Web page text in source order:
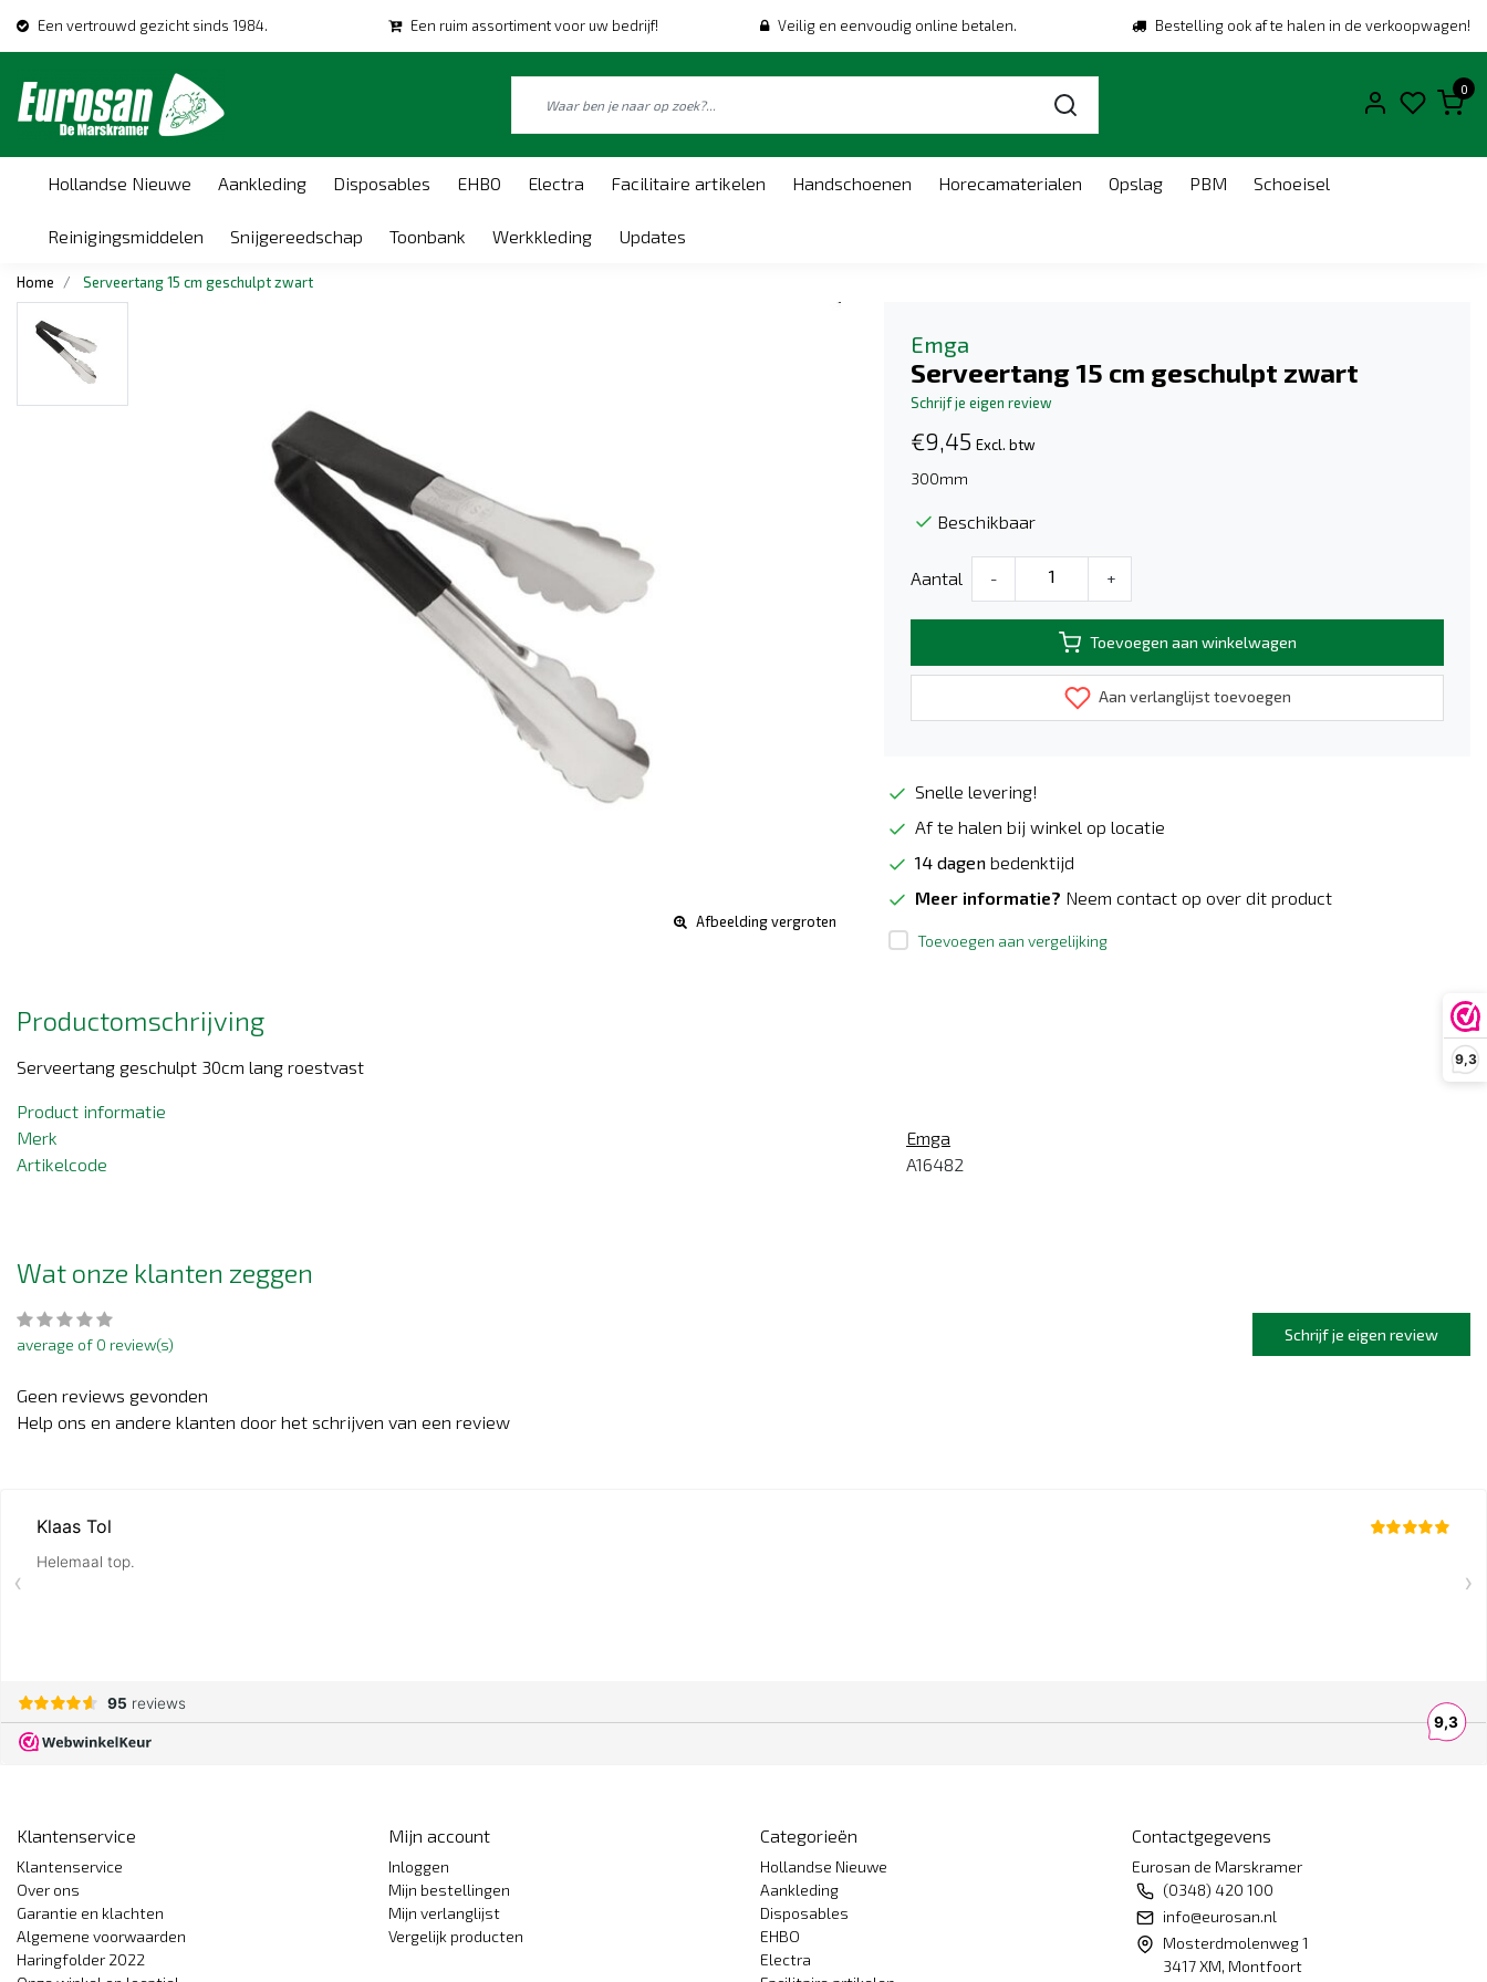
9,3
Een vertrouwd gezicht sinds 1984. Een ruim assortiment voor uw bedrijf! Veilig en eenvoudig online betalen. Bestelling ook af te halen in de verkoopwagen!
0
Hollandse Nieuwe Aankleding Disposables EHBO Electra Facilitaire artikelen Handschoenen Horecamaterialen Opslag PBM Schoeisel
Reinigingsmiddelen Snijgereedschap Toonbank Werkkleding Updates
Home Serveertang 15 cm geschulpt zwart
Afbeelding vergroten
Emga
Serveertang 15 cm geschulpt zwart
Schrijf je eigen review
€9,45 Excl. btw
300mm
Beschikbaar
Aantal - +
Toevoegen aan winkelwagen
Aan verlanglijst toevoegen
Snelle levering!
Af te halen bij winkel op locatie
14 dagen bedenktijd
Meer informatie? Neem contact op over dit product
Toevoegen aan vergelijking
Productomschrijving
Serveertang geschulpt 30cm lang roestvast
Product informatie
Merk
Emga
Artikelcode
A16482
Wat onze klanten zeggen
average of 0 review(s)
Schrijf je eigen review
Geen reviews gevonden
Help ons en andere klanten door het schrijven van een review
Klantenservice
Klantenservice
Over ons
Garantie en klachten
Algemene voorwaarden
Haringfolder 2022
Mijn account
Inloggen
Mijn bestellingen
Mijn verlanglijst
Vergelijk producten
Categorieën
Hollandse Nieuwe
Aankleding
Disposables
EHBO
Electra
Contactgegevens
Eurosan de Marskramer
(0348) 420 100
info@eurosan.nl
Mosterdmolenweg 1
3417 XM, Montfoort